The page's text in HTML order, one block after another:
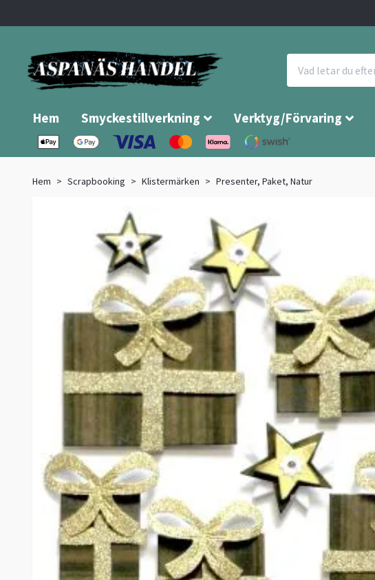
Hem Smyckestillverkning Verktyg/Förvaring
Hem Scrapbooking Klistermärken Presenter, Paket, Natur